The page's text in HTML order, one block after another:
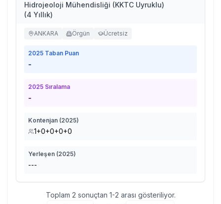
Hidrojeoloji Mühendisliği (KKTC Uyruklu)
(4 Yıllık)
ANKARA Örgün Ücretsiz
2025 Taban Puan
-
2025 Sıralama
-
Kontenjan (2025)
1+0+0+0+0
Yerleşen (2025)
---
Toplam 2 sonuçtan 1-2 arası gösteriliyor.